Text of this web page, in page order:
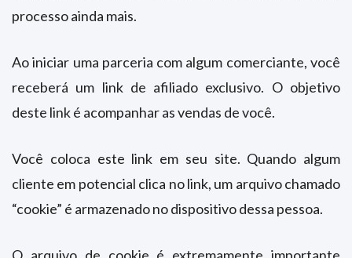
processo ainda mais.
Ao iniciar uma parceria com algum comerciante, você
receberá um link de afiliado exclusivo. O objetivo
deste link é acompanhar as vendas de você.
Você coloca este link em seu site. Quando algum
cliente em potencial clica no link, um arquivo chamado
“cookie” é armazenado no dispositivo dessa pessoa.